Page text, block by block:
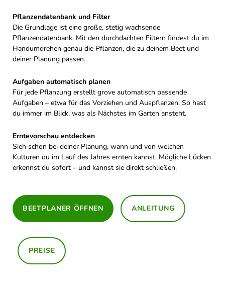
Pflanzendatenbank und Filter
Die Grundlage ist eine große, stetig wachsende
Pflanzendatenbank. Mit den durchdachten Filtern findest du im
Handumdrehen genau die Pflanzen, die zu deinem Beet und
deiner Planung passen.
Aufgaben automatisch planen
Für jede Pflanzung erstellt grove automatisch passende
Aufgaben – etwa für das Vorziehen und Auspflanzen. So hast
du immer im Blick, was als Nächstes im Garten ansteht.
Erntevorschau entdecken
Sieh schon bei deiner Planung, wann und von welchen
Kulturen du im Lauf des Jahres ernten kannst. Mögliche Lücken
erkennst du sofort – und kannst sie direkt schließen.
BEETPLANER ÖFFNEN ANLEITUNG
PREISE